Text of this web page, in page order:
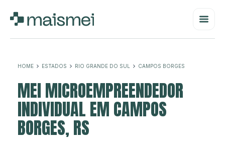
HOME ESTADOS RIO GRANDE DO SUL CAMPOS BORGES
MEI MICROEMPREENDEDOR
INDIVIDUAL EM CAMPOS
BORGES, RS